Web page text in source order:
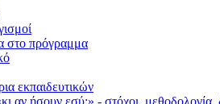
στο πρόγραμμα
εκπαιδευτικών
αν ήσουν εσύ;» - στόχοι, μεθοδολογία,